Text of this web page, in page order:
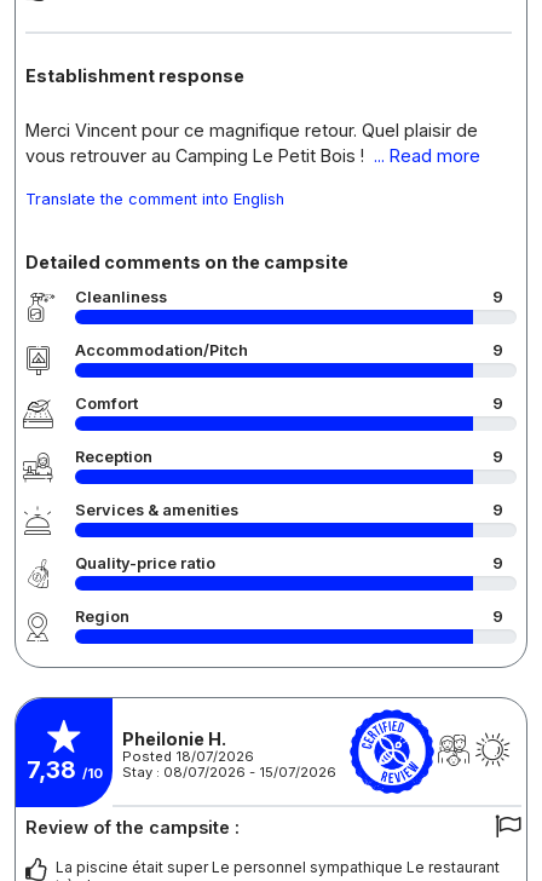
Establishment response
Merci Vincent pour ce magnifique retour. Quel plaisir de
vous retrouver au Camping Le Petit Bois ! ... Read more
Translate the comment into English
Detailed comments on the campsite
Cleanliness 9
Accommodation/Pitch 9
Comfort 9
Reception 9
Services & amenities 9
Quality-price ratio 9
Region 9
7,38 /10
Pheilonie H.
Posted 18/07/2026
Stay : 08/07/2026 - 15/07/2026
Review of the campsite :
La piscine était super Le personnel sympathique Le restaurant